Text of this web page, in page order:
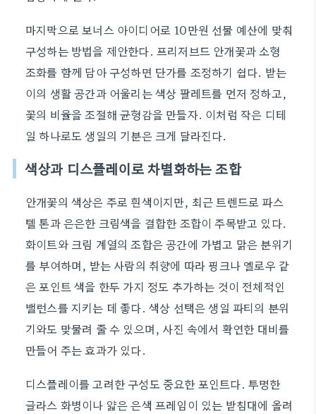
마지막으로 보너스 아이디어로 10만원 선물 예산에 맞춰
구성하는 방법을 제안한다. 프리저브드 안개꽃과 소형
조화를 함께 담아 구성하면 단가를 조정하기 쉽다. 받는
이의 생활 공간과 어울리는 색상 팔레트를 먼저 정하고,
꽃의 비율을 조절해 균형감을 만들자. 이처럼 작은 디테
일 하나로도 생일의 기분은 크게 달라진다.
색상과 디스플레이로 차별화하는 조합
안개꽃의 색상은 주로 흰색이지만, 최근 트렌드로 파스
텔 톤과 은은한 크림색을 결합한 조합이 주목받고 있다.
화이트와 크림 계열의 조합은 공간에 가볍고 맑은 분위기
를 부여하며, 받는 사람의 취향에 따라 핑크나 옐로우 같
은 포인트 색을 한두 가지 정도 추가하는 것이 전체적인
밸런스를 지키는 데 좋다. 색상 선택은 생일 파티의 분위
기와도 맞물려 줄 수 있으며, 사진 속에서 확연한 대비를
만들어 주는 효과가 있다.
디스플레이를 고려한 구성도 중요한 포인트다. 투명한
글라스 화병이나 얇은 은색 프레임이 있는 받침대에 올려